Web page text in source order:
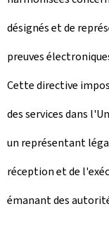
désignés et de
preuves
Cette directive
des services dans
un représentant
réception et de
émanant des